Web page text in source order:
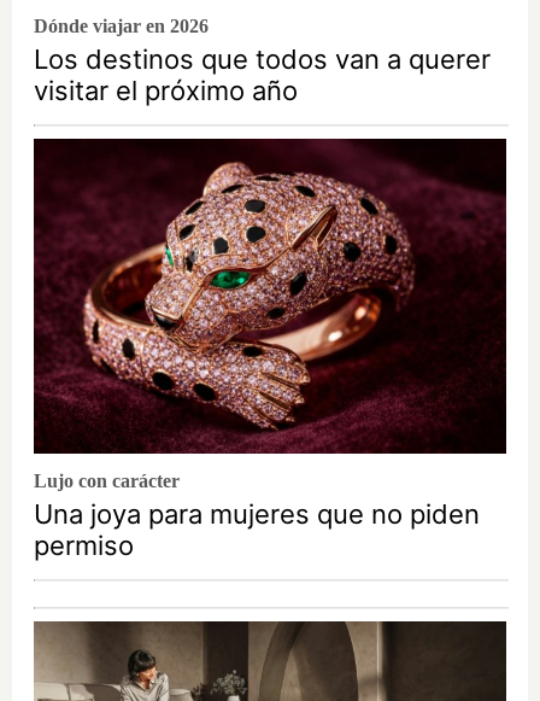
Dónde viajar en 2026
Los destinos que todos van a querer
visitar el próximo año
Lujo con carácter
Una joya para mujeres que no piden
permiso